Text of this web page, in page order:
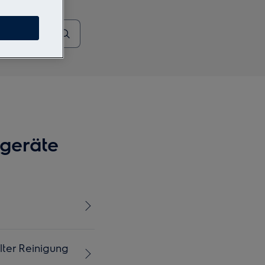
Reinigung